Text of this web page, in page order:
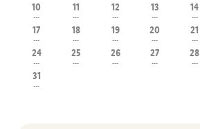
10
---
11
---
12
---
13
---
14
---
17
---
18
---
19
---
20
---
21
---
24
---
25
---
26
---
27
---
28
---
31
---